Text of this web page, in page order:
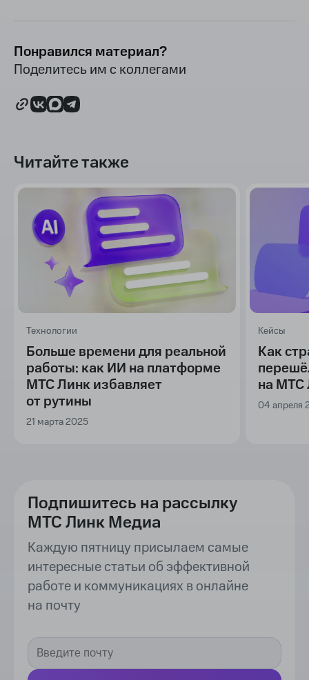
Понравился материал?
Поделитесь им с коллегами
Читайте также
Технологии
Больше времени для реальной
работы: как ИИ на платформе
МТС Линк избавляет
от рутины
21 марта 2025
Кейсы
Как
на МТС
04 апреля
Подпишитесь на рассылку
МТС Линк Медиа
Каждую пятницу присылаем самые
интересные статьи об эффективной
работе и коммуникациях в онлайне
на почту